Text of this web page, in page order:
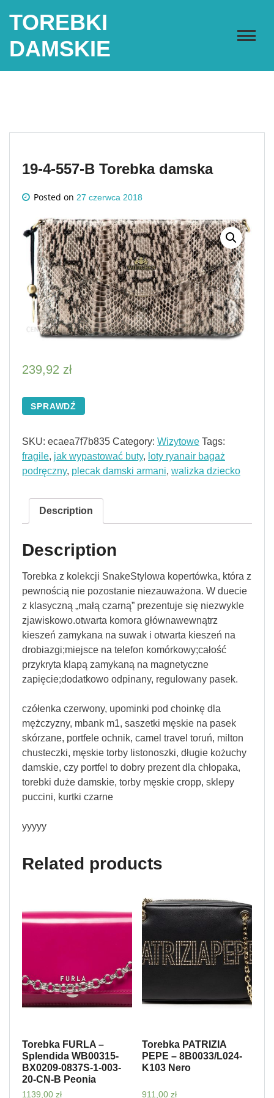
TOREBKI
DAMSKIE
19-4-557-B Torebka damska
Posted on 27 czerwca 2018
239,92 zł
SPRAWDŹ
SKU: ecaea7f7b835 Category: Wizytowe Tags:
fragile, jak wypastować buty, loty ryanair bagaż
podręczny, plecak damski armani, walizka dziecko
Description
Description
Torebka z kolekcji SnakeStylowa kopertówka, która z
pewnością nie pozostanie niezauważona. W duecie
z klasyczną „małą czarną” prezentuje się niezwykle
zjawiskowo.otwarta komora głównawewnątrz
kieszeń zamykana na suwak i otwarta kieszeń na
drobiazgi;miejsce na telefon komórkowy;całość
przykryta klapą zamykaną na magnetyczne
zapięcie;dodatkowo odpinany, regulowany pasek.
czółenka czerwony, upominki pod choinkę dla
mężczyzny, mbank m1, saszetki męskie na pasek
skórzane, portfele ochnik, camel travel toruń, milton
chusteczki, męskie torby listonoszki, długie kożuchy
damskie, czy portfel to dobry prezent dla chłopaka,
torebki duże damskie, torby męskie cropp, sklepy
puccini, kurtki czarne
yyyyy
Related products
Torebka FURLA –
Splendida WB00315-
BX0209-0837S-1-003-
20-CN-B Peonia
1139,00 zł
Torebka PATRIZIA
PEPE – 8B0033/L024-
K103 Nero
911,00 zł